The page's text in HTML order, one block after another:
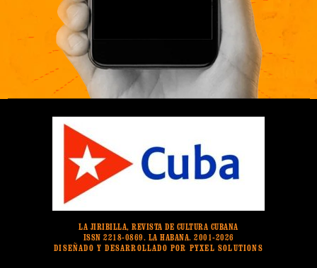
LA JIRIBILLA, REVISTA DE CULTURA CUBANA
ISSN 2218-0869. LA HABANA. 2001-2026
DISEÑADO Y DESARROLLADO POR PYXEL SOLUTIONS